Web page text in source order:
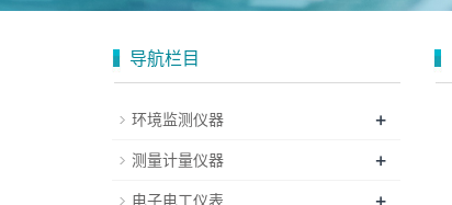
导航栏目
环境监测仪器 +
测量计量仪器 +
电子电工仪表